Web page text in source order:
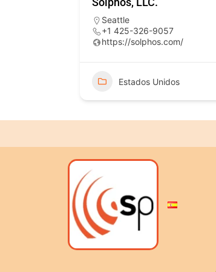
Seattle
+1 425-326-9057
https://solphos.com/
Estados Unidos